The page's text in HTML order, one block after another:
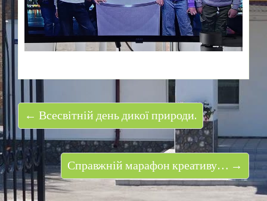
← Всесвітній день дикої природи.
Справжній марафон креативу… →